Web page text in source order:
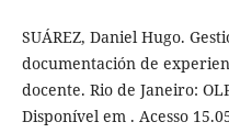
SUÁREZ, Daniel Hugo.
documentación de
docente. Rio de Janeiro:
Disponível em . Acesso